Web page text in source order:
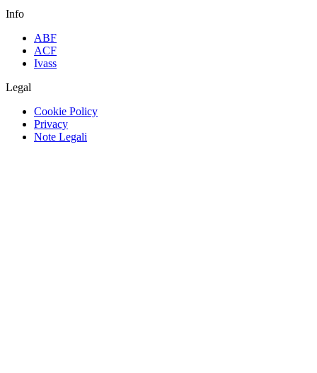
Info
ABF
ACF
Ivass
Legal
Cookie Policy
Privacy
Note Legali